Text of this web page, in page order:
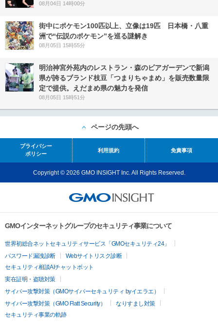
08月04日 14時00分
街中にポケモン100匹以上、立像は19匹 日本橋・八重
洲で“伝説のポケモン”を巡る謎解き
08月05日 15時55分
明治神宮外苑内のレストラン・森のビアガーデンで新潟
県が誇るブランド枝豆「つまりちゃまめ」を販売数量限
定で提供。えだまめ県の魅力を発信
08月05日 15時51分
ページの先頭へ
プライバシー
ポリシー
利用規約 免責事項
Copyright © 2026 GMO INSIGHT Inc. All Rights Reserved.
GMOインターネットグループのセキュリティ事業について
世界初総合ネットセキュリティサービス「GMOセキュリティ24」
パスワード漏洩診断
Webサイトリスク診断
セキュリティ相談AIチャットボット
実在証明・盗聴対策
サイバー攻撃対策（GMOサイバーセキュリティ byイエラエ）
サイバー攻撃対策（GMO Flatt Security）
なりすまし対策
セキュリティ事業の軌跡